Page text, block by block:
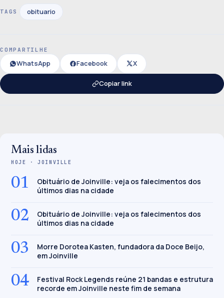
TAGS obituario
COMPARTILHE
WhatsApp Facebook X
Copiar link
Mais lidas
HOJE · JOINVILLE
01
Obituário de Joinville: veja os falecimentos dos
últimos dias na cidade
02
Obituário de Joinville: veja os falecimentos dos
últimos dias na cidade
03
Morre Dorotea Kasten, fundadora da Doce Beijo,
em Joinville
04
Festival Rock Legends reúne 21 bandas e estrutura
recorde em Joinville neste fim de semana